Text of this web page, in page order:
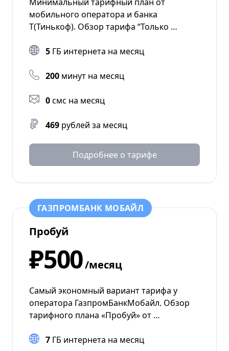
мобильного оператора и банка
Т(Тинькоф). Обзор тарифа “Только …
5 ГБ интернета на месяц
200 минут на месяц
0смс на месяц
469 рублей за месяц
Подробнее о тарифе
ГАЗПРОМБАНК МОБАЙЛ
Пробуй
₽500/месяц
Самый экономный вариант тарифа у
оператора ГазпромБанкМобайл. Обзор
тарифного плана «Пробуй» от …
7 ГБ интернета на месяц